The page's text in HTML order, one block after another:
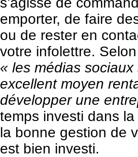
emporter, de faire
ou de rester en
votre infolettre.
« les médias sociaux
excellent moyen
développer une
temps investi dans
la bonne gestion de
est bien investi.